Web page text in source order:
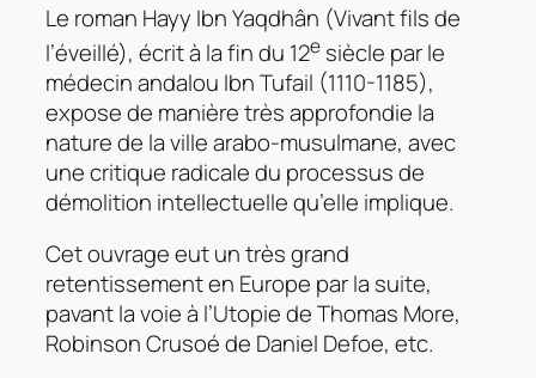
Le roman Hayy Ibn Yaqdhân (Vivant fils de
l’éveillé), écrit à la fin du 12e siècle par le
médecin andalou Ibn Tufail (1110-1185),
expose de manière très approfondie la
nature de la ville arabo-musulmane, avec
une critique radicale du processus de
démolition intellectuelle qu’elle implique.
Cet ouvrage eut un très grand
retentissement en Europe par la suite,
pavant la voie à l’Utopiede Thomas More,
Robinson Crusoéde Daniel Defoe, etc.